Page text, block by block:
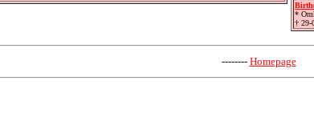
*
† 29-
-------- Homepage